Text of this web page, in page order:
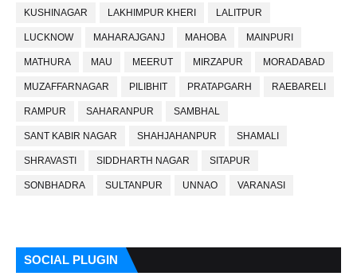
KUSHINAGAR LAKHIMPUR KHERI LALITPUR
LUCKNOW MAHARAJGANJ MAHOBA MAINPURI
MATHURA MAU MEERUT MIRZAPUR MORADABAD
MUZAFFARNAGAR PILIBHIT PRATAPGARH RAEBARELI
RAMPUR SAHARANPUR SAMBHAL
SANT KABIR NAGAR SHAHJAHANPUR SHAMALI
SHRAVASTI SIDDHARTH NAGAR SITAPUR
SONBHADRA SULTANPUR UNNAO VARANASI
SOCIAL PLUGIN